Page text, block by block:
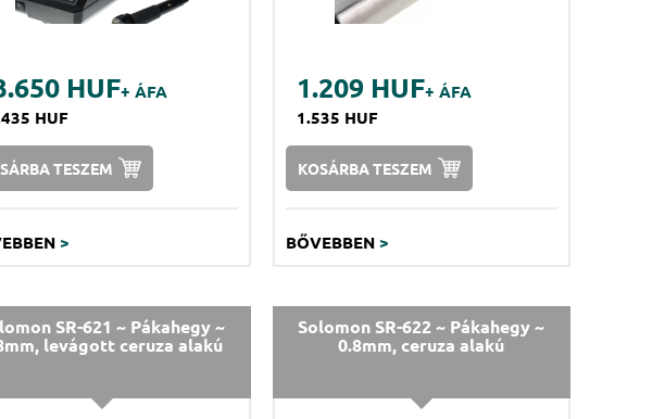
HUF+ ÁFA
HUF
TESZEM
>
1.209 HUF+ ÁFA
1.535 HUF
KOSÁRBA TESZEM
BŐVEBBEN >
SR-621 ~ Pákahegy ~
levágott ceruza alakú
Solomon SR-622 ~ Pákahegy ~
0.8mm, ceruza alakú